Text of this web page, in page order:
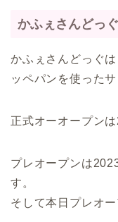
かふぇさんどっぐ
かふぇさんどっぐ
ッペパンを使った
正式オーオープン
プレオープンは
す。
そして本日プレオ